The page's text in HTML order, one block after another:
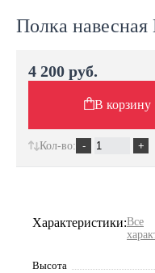
Полка
Характеристики:Все
Высота
4 200 руб.
В корзину
Кол-во: